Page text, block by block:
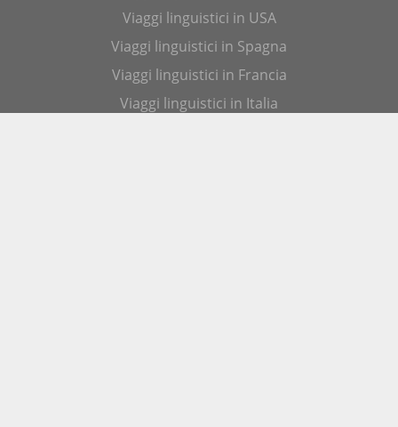
Viaggi linguistici in USA
Viaggi linguistici in Spagna
Viaggi linguistici in Francia
Viaggi linguistici in Italia